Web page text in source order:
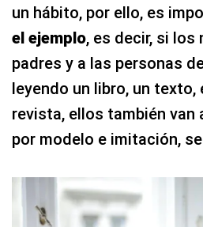
un hábito, por ello, es
el ejemplo, es decir, si los
padres y a las personas
leyendo un libro, un texto,
revista, ellos también van
por modelo e imitación,